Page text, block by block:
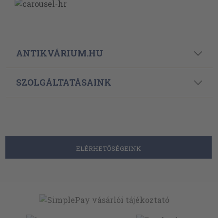
ANTIKVÁRIUM.HU
SZOLGÁLTATÁSAINK
ELÉRHETŐSÉGEINK